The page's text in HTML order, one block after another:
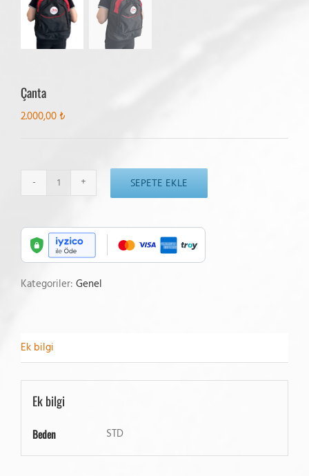
Çanta
2.000,00 ₺
Çanta
SEPETE EKLE
Kategoriler: Genel
Ek bilgi
Ek bilgi
Beden STD